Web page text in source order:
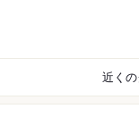
近く